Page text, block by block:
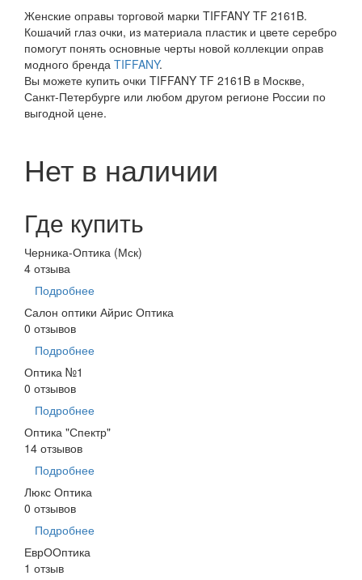
Женские оправы торговой марки TIFFANY TF 2161B.
Кошачий глаз очки, из материала пластик и цвете серебро
помогут понять основные черты новой коллекции оправ
модного бренда TIFFANY.
Вы можете купить очки TIFFANY TF 2161B в Москве,
Санкт-Петербурге или любом другом регионе России по
выгодной цене.
Нет в наличии
Где купить
Черника-Оптика (Мск)
4 отзыва
Подробнее
Салон оптики Айрис Оптика
0 отзывов
Подробнее
Оптика №1
0 отзывов
Подробнее
Оптика "Спектр"
14 отзывов
Подробнее
Люкс Оптика
0 отзывов
Подробнее
ЕврООптика
1 отзыв